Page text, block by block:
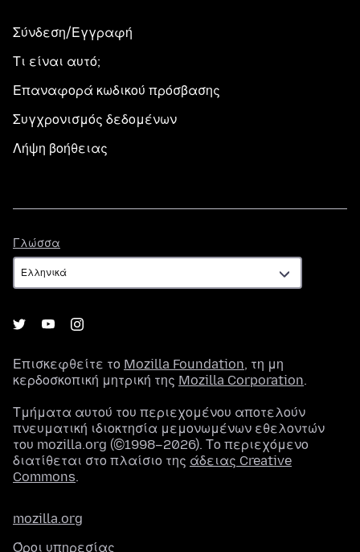
Σύνδεση/Εγγραφή
Τι είναι αυτό;
Επαναφορά κωδικού πρόσβασης
Συγχρονισμός δεδομένων
Λήψη βοήθειας
Γλώσσα
Επισκεφθείτε το Mozilla Foundation, τη μη
κερδοσκοπική μητρική της Mozilla Corporation.
Τμήματα αυτού του περιεχομένου αποτελούν
πνευματική ιδιοκτησία μεμονωμένων εθελοντών
του mozilla.org (©1998–2026). Το περιεχόμενο
διατίθεται στο πλαίσιο της άδειας Creative
Commons.
mozilla.org
Όροι υπηρεσίας